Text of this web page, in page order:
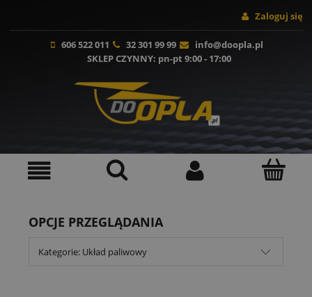
Zaloguj się
606 522 011 32 301 99 99
info@doopla.pl
SKLEP CZYNNY: pn-pt 9:00 - 17:00
OPCJE PRZEGLĄDANIA
Kategorie: Układ paliwowy